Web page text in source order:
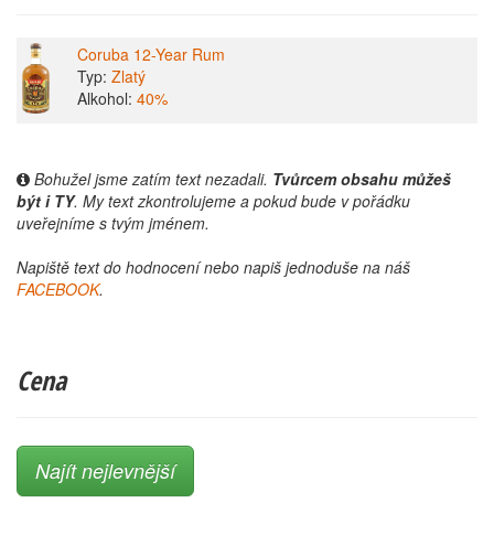
Coruba 12-Year Rum
Typ: Zlatý
Alkohol: 40%
Bohužel jsme zatím text nezadali. Tvůrcem obsahu můžeš
být i TY. My text zkontrolujeme a pokud bude v pořádku
uveřejníme s tvým jménem.
Napiště text do hodnocení nebo napiš jednoduše na náš
FACEBOOK.
Cena
Najít nejlevnější